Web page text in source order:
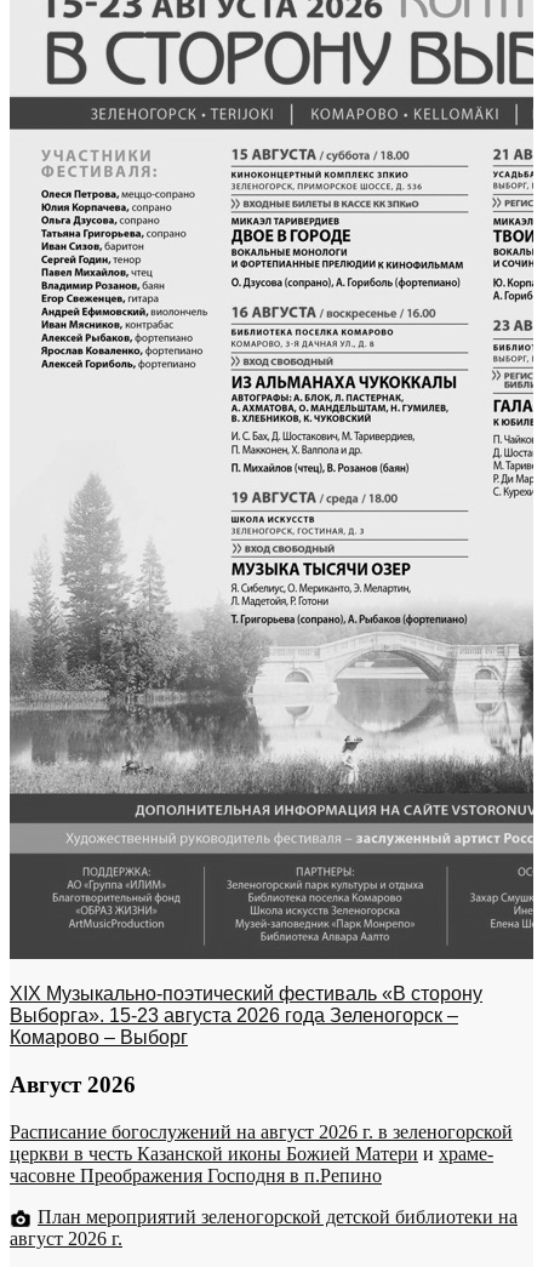
XIX Музыкально-поэтический фестиваль «В сторону
Выборга». 15-23 августа 2026 года Зеленогорск –
Комарово – Выборг
Август 2026
Расписание богослужений на август 2026 г. в зеленогорской
церкви в честь Казанской иконы Божией Матери и храме-
часовне Преображения Господня в п.Репино
План мероприятий зеленогорской детской библиотеки на
август 2026 г.